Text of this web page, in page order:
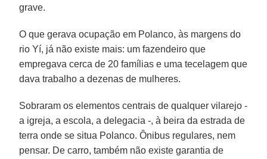
grave.
O que gerava ocupação em Polanco, às margens do
rio Yí, já não existe mais: um fazendeiro que
empregava cerca de 20 famílias e uma tecelagem que
dava trabalho a dezenas de mulheres.
Sobraram os elementos centrais de qualquer vilarejo -
a igreja, a escola, a delegacia -, à beira da estrada de
terra onde se situa Polanco. Ônibus regulares, nem
pensar. De carro, também não existe garantia de